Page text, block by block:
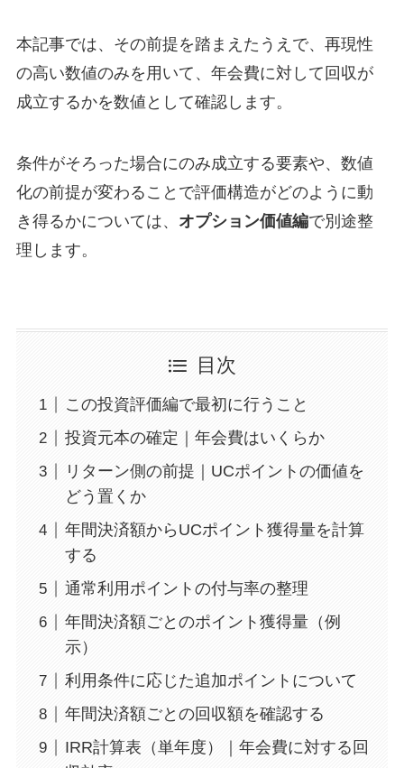
本記事では、その前提を踏まえたうえで、再現性
の高い数値のみを用いて、年会費に対して回収が
成立するかを数値として確認します。
条件がそろった場合にのみ成立する要素や、数値
化の前提が変わることで評価構造がどのように動
き得るかについては、 オプション価値編で別途整
理します。
目次
この投資評価編で最初に行うこと
投資元本の確定｜年会費はいくらか
リターン側の前提｜UCポイントの価値を
どう置くか
年間決済額からUCポイント獲得量を計算
する
通常利用ポイントの付与率の整理
年間決済額ごとのポイント獲得量（例
示）
利用条件に応じた追加ポイントについて
年間決済額ごとの回収額を確認する
IRR計算表（単年度）｜年会費に対する回